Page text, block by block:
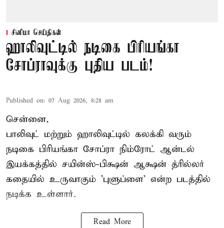
சினிமா செய்திகள்
ஹாலிவுட்டில் நடிகை பிரியங்கா
சோப்ராவுக்கு புதிய படம்!
Published on: 07 Aug 2026, 8:28 am
சென்னை,
பாலிவுட் மற்றும் ஹாலிவுட்டில் கலக்கி வரும்
நடிகை பிரியங்கா சோப்ரா நிம்ரோட் ஆன்டல்
இயக்கத்தில் சயின்ஸ்-பிக்ஷன் ஆக்ஷன் த்ரில்லர்
கதையில் உருவாகும் 'புளுப்ளை' என்ற படத்தில்
நடிக்க உள்ளார்.
Read More